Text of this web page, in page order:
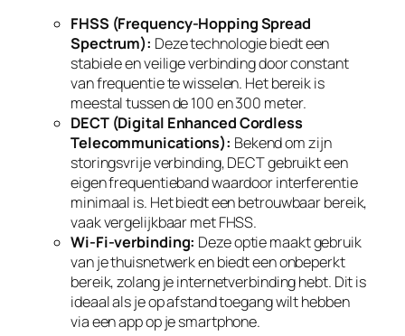
FHSS (Frequency-Hopping Spread
Spectrum): Deze technologie biedt een
stabiele en veilige verbinding door constant
van frequentie te wisselen. Het bereik is
meestal tussen de 100 en 300 meter.
DECT (Digital Enhanced Cordless
Telecommunications): Bekend om zijn
storingsvrije verbinding, DECT gebruikt een
eigen frequentieband waardoor interferentie
minimaal is. Het biedt een betrouwbaar bereik,
vaak vergelijkbaar met FHSS.
Wi-Fi-verbinding: Deze optie maakt gebruik
van je thuisnetwerk en biedt een onbeperkt
bereik, zolang je internetverbinding hebt. Dit is
ideaal als je op afstand toegang wilt hebben
via een app op je smartphone.